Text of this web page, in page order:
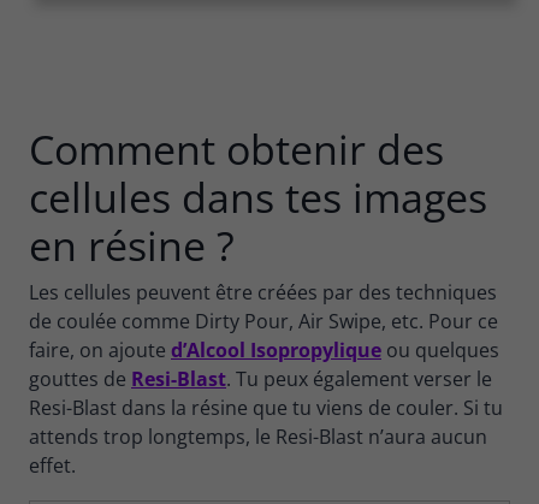
Comment obtenir des
cellules dans tes images
en résine ?
Les cellules peuvent être créées par des techniques
de coulée comme Dirty Pour, Air Swipe, etc. Pour ce
faire, on ajoute d’Alcool Isopropylique ou quelques
gouttes de Resi-Blast. Tu peux également verser le
Resi-Blast dans la résine que tu viens de couler. Si tu
attends trop longtemps, le Resi-Blast n’aura aucun
effet.